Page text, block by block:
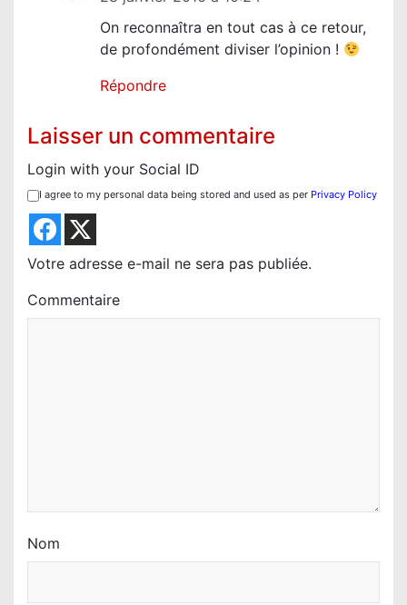
On reconnaîtra en tout cas à ce retour,
de profondément diviser l’opinion !
Répondre
Laisser un commentaire
Login with your Social ID
I agree to my personal data being stored and used as per Privacy Policy
Votre adresse e-mail ne sera pas publiée.
Commentaire
Nom